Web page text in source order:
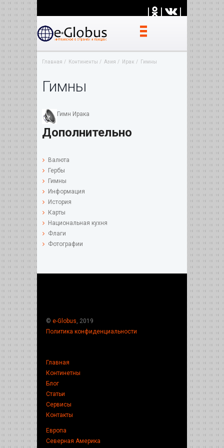
| | |
Главная Континенты Азия Ирак Гимны
Гимны
Гимн Ирака
Дополнительно
Валюта
Гербы
Гимны
Информация
История
Карты
Национальная кухня
Флаги
Фотографии
© e-Globus , 2019
Политика конфиденциальности
Главная
Континетны
Блог
Статьи
Сервисы
Контакты
Европа
Северная Америка